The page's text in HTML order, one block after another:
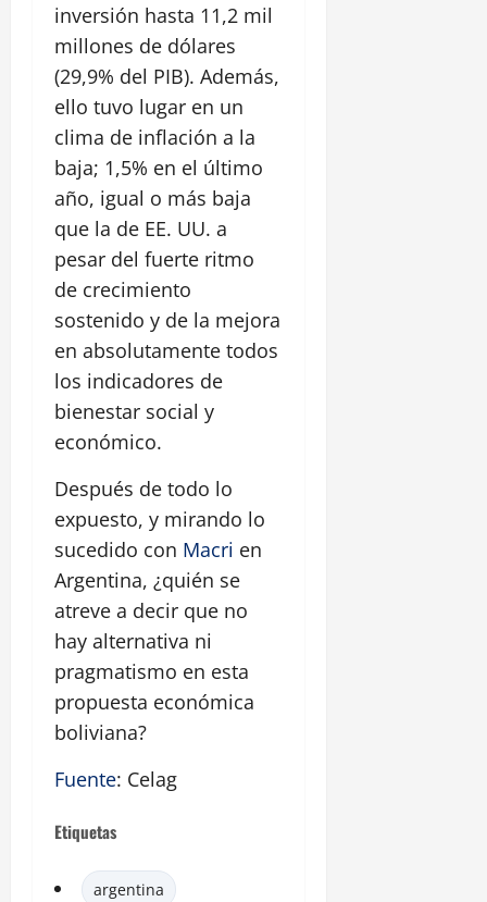
inversión hasta 11,2 mil
millones de dólares
(29,9% del PIB). Además,
ello tuvo lugar en un
clima de inflación a la
baja; 1,5% en el último
año, igual o más baja
que la de EE. UU. a
pesar del fuerte ritmo
de crecimiento
sostenido y de la mejora
en absolutamente todos
los indicadores de
bienestar social y
económico.
Después de todo lo
expuesto, y mirando lo
sucedido con Macri en
Argentina, ¿quién se
atreve a decir que no
hay alternativa ni
pragmatismo en esta
propuesta económica
boliviana?
Fuente: Celag
Etiquetas
argentina